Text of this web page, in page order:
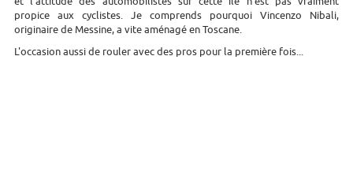
propice aux cyclistes. Je comprends pourquoi Vincenzo Nibali,
originaire de Messine, a vite aménagé en Toscane.
L'occasion aussi de rouler avec des pros pour la première fois...